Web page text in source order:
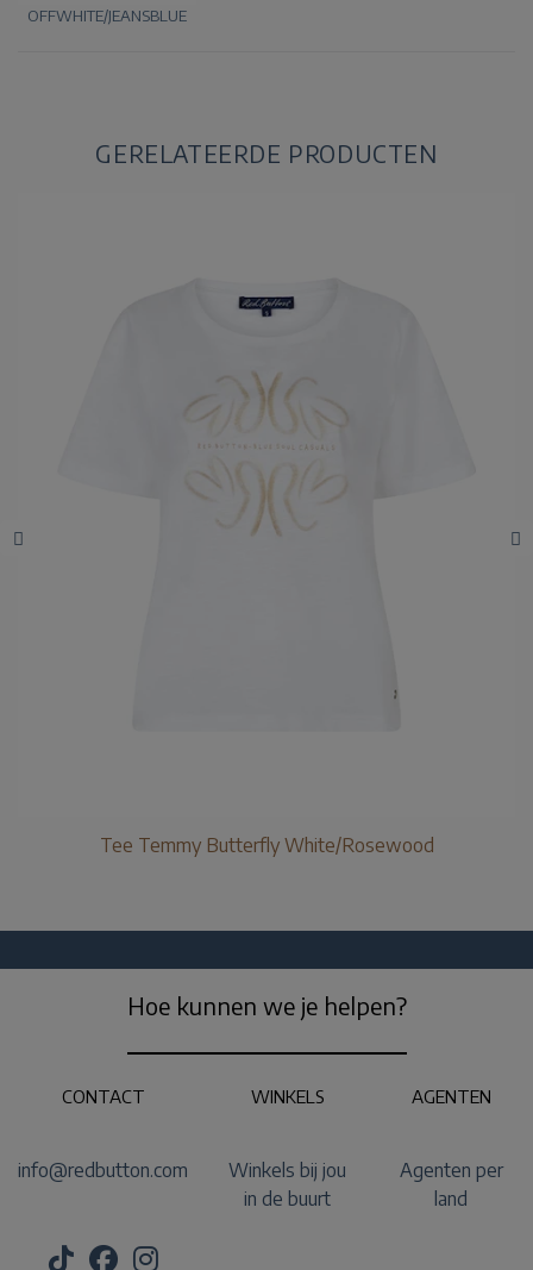
OFFWHITE/JEANSBLUE
GERELATEERDE PRODUCTEN
Tee Temmy Butterfly White/Rosewood
Hoe kunnen we je helpen?
CONTACT
info@redbutton.com
WINKELS
Winkels bij jou
in de buurt
AGENTEN
Agenten per
land